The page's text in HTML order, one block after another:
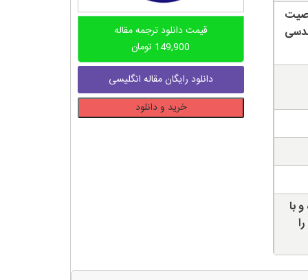
با
قیمت دانلود ترجمه مقاله
149,900 تومان
دانلود رایگان مقاله انگلیسی
ترجمه
در
خرید و دانلود